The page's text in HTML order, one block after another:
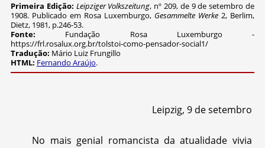
Primeira Edição: Leipziger Volkszeitung, nº 209, de 9 de setembro de
1908. Publicado em Rosa Luxemburgo, Gesammelte Werke 2, Berlim,
Dietz, 1981, p.246-53.
Fonte: Fundação Rosa Luxemburgo -
https://frl.rosalux.org.br/tolstoi-como-pensador-social1/
Tradução: Mário Luiz Frungillo
HTML: Fernando Araújo.
Leipzig, 9 de setembro
No mais genial romancista da atualidade vivia